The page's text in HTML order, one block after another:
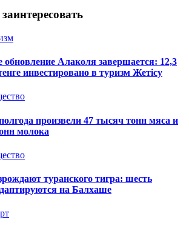
Алаколя завершается: 12,3
инвестировано в туризм Жетісу
произвели 47 тысяч тонн мяса и
молока
туранского тигра: шесть
на Балхаше